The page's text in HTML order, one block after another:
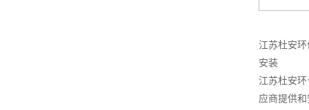
江苏杜安
安装
江苏杜安
应商提供